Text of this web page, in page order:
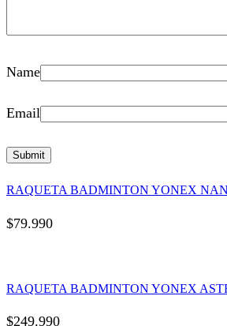
Name
Email
RAQUETA BADMINTON YONEX
$79.990
RAQUETA BADMINTON YONEX
$249.990